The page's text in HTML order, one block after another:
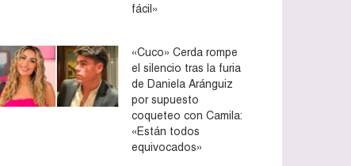
fácil»
«Cuco» Cerda rompe
el silencio tras la furia
de Daniela Aránguiz
por supuesto
coqueteo con Camila:
«Están todos
equivocados»